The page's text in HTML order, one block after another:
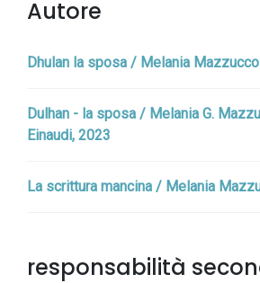
Autore
Dhulan la sposa / Melania Mazzucco
Dulhan - la sposa / Melania G.
Einaudi, 2023
La scrittura mancina / Melania
responsabilità